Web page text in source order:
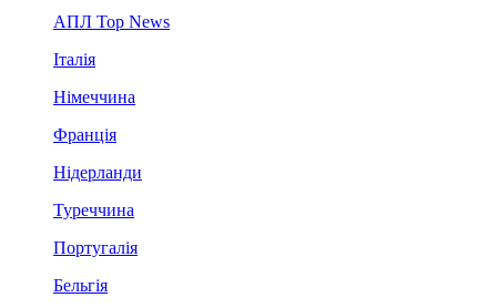
АПЛ Top News
Італія
Німеччина
Франція
Нідерланди
Туреччина
Португалія
Бельгія